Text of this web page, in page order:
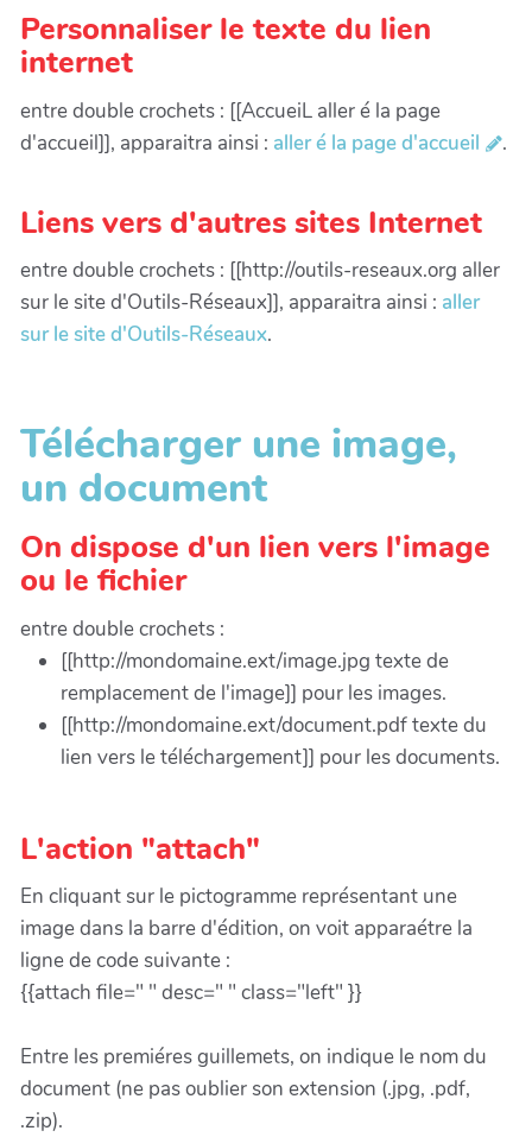
Personnaliser le texte du lien
internet
entre double crochets : [[AccueiL aller é la page
d'accueil]], apparaitra ainsi : aller é la page d'accueil .
Liens vers d'autres sites Internet
entre double crochets : [[http://outils-reseaux.org aller
sur le site d'Outils-Réseaux]], apparaitra ainsi : aller
sur le site d'Outils-Réseaux.
Télécharger une image,
un document
On dispose d'un lien vers l'image
ou le fichier
entre double crochets :
[[http://mondomaine.ext/image.jpg texte de
remplacement de l'image]] pour les images.
[[http://mondomaine.ext/document.pdf texte du
lien vers le téléchargement]] pour les documents.
L'action "attach"
En cliquant sur le pictogramme représentant une
image dans la barre d'édition, on voit apparaétre la
ligne de code suivante :
{{attach file=" " desc=" " class="left" }}
Entre les premiéres guillemets, on indique le nom du
document (ne pas oublier son extension (.jpg, .pdf,
.zip).